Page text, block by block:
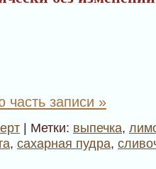
часть записи »
| Метки: выпечка,
, сахарная пудра,